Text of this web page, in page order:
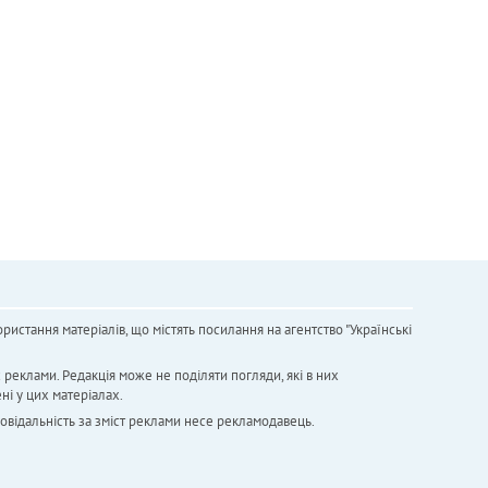
матеріалів, що містять посилання на агентство "Українськi
Редакція може не поділяти погляди, які в них
у цих матеріалах.
за зміст реклами несе рекламодавець.